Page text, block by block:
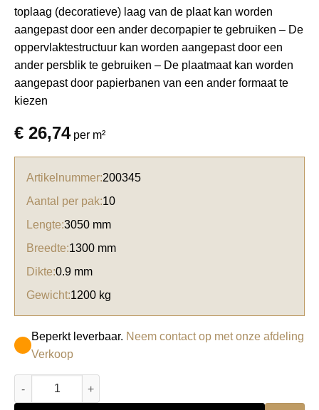
toplaag (decoratieve) laag van de plaat kan worden
aangepast door een ander decorpapier te gebruiken – De
oppervlaktestructuur kan worden aangepast door een
ander persblik te gebruiken – De plaatmaat kan worden
aangepast door papierbanen van een ander formaat te
kiezen
€ 26,74per m²
Artikelnummer:200345
Aantal per pak:10
Lengte:3050 mm
Breedte:1300 mm
Dikte:0.9 mm
Gewicht:1200 kg
Beperkt leverbaar. Neem contact op met onze afdeling
Verkoop
Abet HPL 405 Papier Bianco porcellana aantal